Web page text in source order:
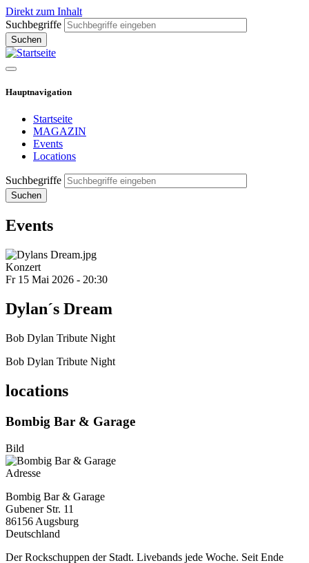
Direkt zum Inhalt
Suchbegriffe
Hauptnavigation
Startseite
MAGAZIN
Events
Locations
Suchbegriffe
Events
Konzert
Fr 15 Mai 2026 - 20:30
Dylan´s Dream
Bob Dylan Tribute Night
Bob Dylan Tribute Night
locations
Bombig Bar & Garage
Bild
Adresse
Bombig Bar & Garage
Gubener Str. 11
86156 Augsburg
Deutschland
Der Rockschuppen der Stadt. Livebands jede Woche. Seit Ende